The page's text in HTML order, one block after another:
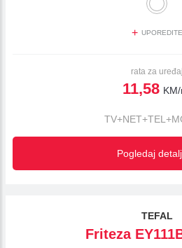
+ UPOREDITE
rata za uređaj
11,58
Pogledaj
TEFAL
Friteza